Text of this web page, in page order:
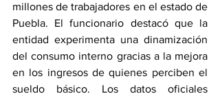
millones de trabajadores en el estado de
Puebla. El funcionario destacó que la
entidad experimenta una dinamización
del consumo interno gracias a la mejora
en los ingresos de quienes perciben el
sueldo básico. Los datos oficiales